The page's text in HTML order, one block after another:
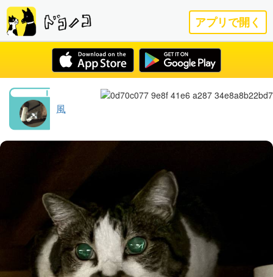
アプリで開く
風